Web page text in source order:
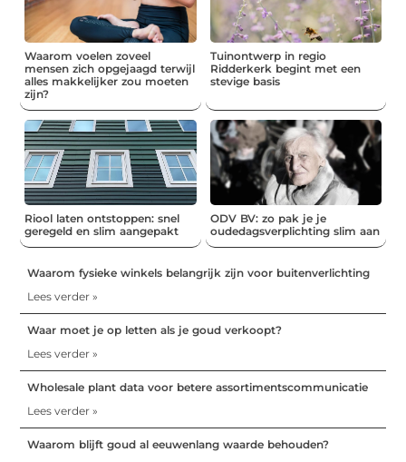
Waarom voelen zoveel
mensen zich opgejaagd terwijl
alles makkelijker zou moeten
zijn?
Tuinontwerp in regio
Ridderkerk begint met een
stevige basis
Riool laten ontstoppen: snel
geregeld en slim aangepakt
ODV BV: zo pak je je
oudedagsverplichting slim aan
Waarom fysieke winkels belangrijk zijn voor buitenverlichting
Lees verder »
Waar moet je op letten als je goud verkoopt?
Lees verder »
Wholesale plant data voor betere assortimentscommunicatie
Lees verder »
Waarom blijft goud al eeuwenlang waarde behouden?